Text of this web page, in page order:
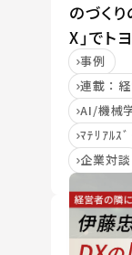
のづく
X」でト
事例
連載：
AI/機械
ﾏﾃﾘｱﾙｽﾞ
企業対談